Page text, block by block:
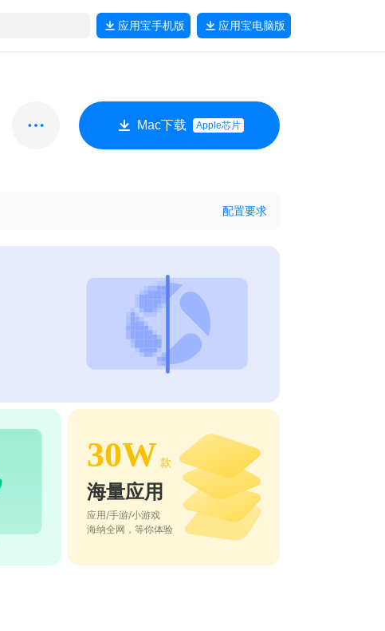
应用宝手机版 应用宝电脑版
Mac下载 Apple芯片
配置要求
30W 款
海量应用
应用/手游/小游戏
海纳全网，等你体验